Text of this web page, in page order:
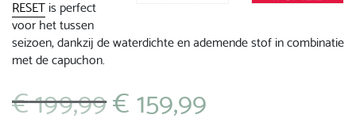
RESETis perfect
voor het tussen
seizoen, dankzij de waterdichte en ademende stof in combinatie
met de capuchon.
€199,99 Oorspronkelijke
prijs
€159,99